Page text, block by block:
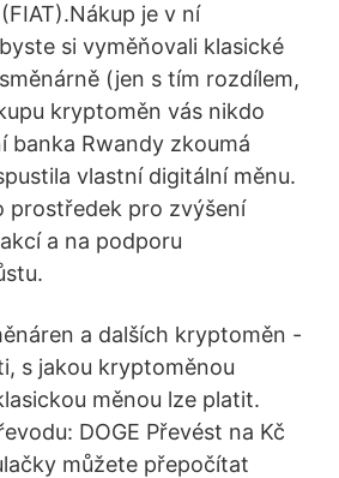
je v ní
si vyměňovali klasické
(jen s tím rozdílem,
kryptoměn vás nikdo
banka Rwandy zkoumá
vlastní digitální měnu.
prostředek pro zvýšení
a na podporu
a dalších kryptoměn -
s jakou kryptoměnou
měnou lze platit.
DOGE Převést na Kč
můžete přepočítat